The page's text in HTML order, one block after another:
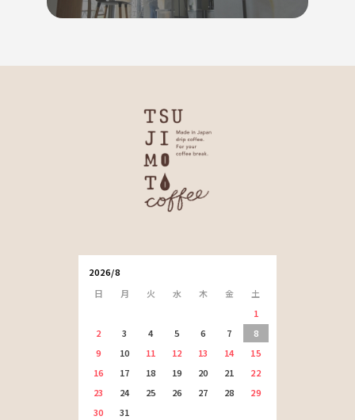
2026/8
日
月 火 水 木 金
土
1
2
3 4 5 6 7
8
9
10 11 12 13 14
15
16
17 18 19 20 21
22
23
24 25 26 27 28
29
30
31